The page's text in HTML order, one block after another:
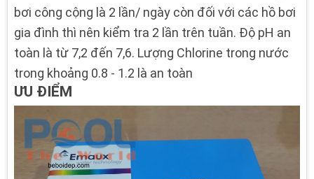
bơi công cộng là 2 lần/ ngày còn đối với các hồ bơi
gia đình thì nên kiểm tra 2 lần trên tuần. Độ pH an
toàn là từ 7,2 đến 7,6. Lượng Chlorine trong nước
trong khoảng 0.8 - 1.2 là an toàn
ƯU ĐIỂM